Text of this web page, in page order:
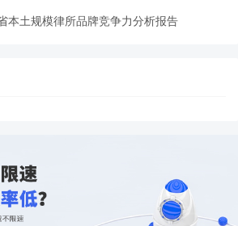
本土规模律所品牌竞争力分析报告